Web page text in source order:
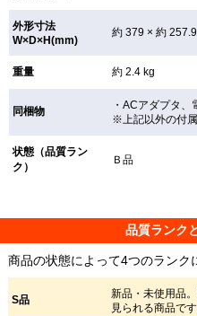
外形寸法
W×D×H(mm)
約 379 × 約
重量 約 2.4 kg
同梱物
・ACアダプタ、
※上記以外の付属
状態（品質ラン
ク）
Ｂ品
品質ランク
商品の状態によって4つのランク
S品
新品・未使用品
見られる商品です